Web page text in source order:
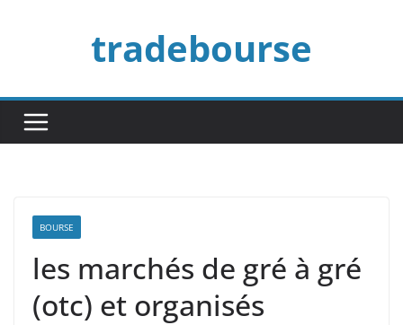
tradebourse
BOURSE
les marchés de gré à gré
(otc) et organisés